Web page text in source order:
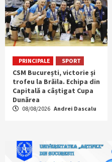
PRINCIPALE SPORT
CSM București, victorie și
trofeu la Brăila. Echipa din
Capitală a câștigat Cupa
Dunărea
08/08/2026 Andrei Dascalu